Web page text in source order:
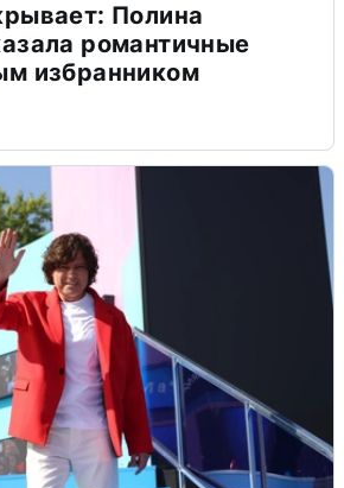
Полина
романтичные
избранником